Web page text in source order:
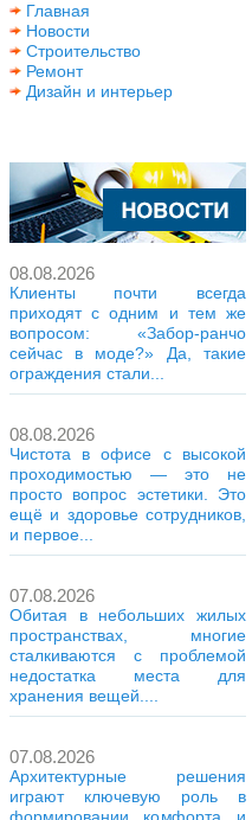
Главная
Новости
Строительство
Ремонт
Дизайн и интерьер
08.08.2026
Клиенты почти всегда
приходят с одним и тем же
вопросом: «Забор-ранчо
сейчас в моде?» Да, такие
ограждения стали...
08.08.2026
Чистота в офисе с высокой
проходимостью — это не
просто вопрос эстетики. Это
ещё и здоровье сотрудников,
и первое...
07.08.2026
Обитая в небольших жилых
пространствах, многие
сталкиваются с проблемой
недостатка места для
хранения вещей....
07.08.2026
Архитектурные решения
играют ключевую роль в